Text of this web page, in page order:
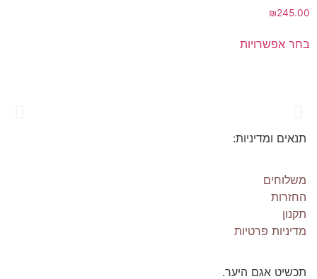
₪245.00
בחר אפשרויות
Os Collection
New on Store
תנאים ומדיניות:
משלוחים
החזרות
תקנון
מדיניות פרטיות
תכשיט אגם היער.